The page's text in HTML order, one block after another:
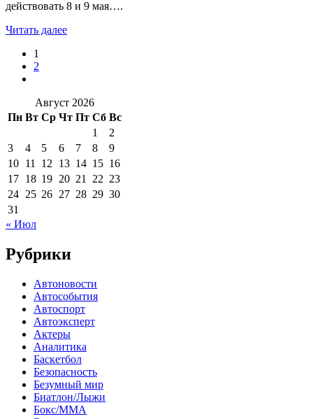
действовать 8 и 9 мая….
Читать далее
1
2
Август 2026
Пн Вт Ср Чт Пт Сб Вс
1
2
3
4 5 6 7 8
9
10 11 12 13 14 15 16
17 18 19 20 21 22 23
24 25 26 27 28 29 30
31
« Июл
Рубрики
Автоновости
Автособытия
Автоспорт
Автоэксперт
Актеры
Аналитика
Баскетбол
Безопасность
Безумный мир
Биатлон/Лыжи
Бокс/MMA